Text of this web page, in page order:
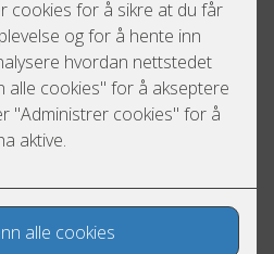
med el-kontroll